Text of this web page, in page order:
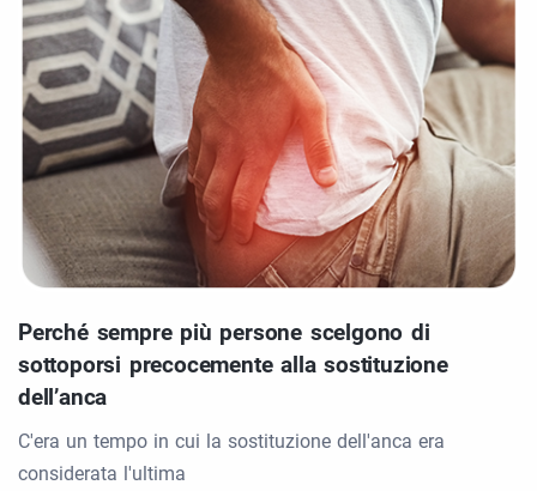
Perché sempre più persone scelgono di
sottoporsi precocemente alla sostituzione
dell’anca
C'era un tempo in cui la sostituzione dell'anca era
considerata l'ultima